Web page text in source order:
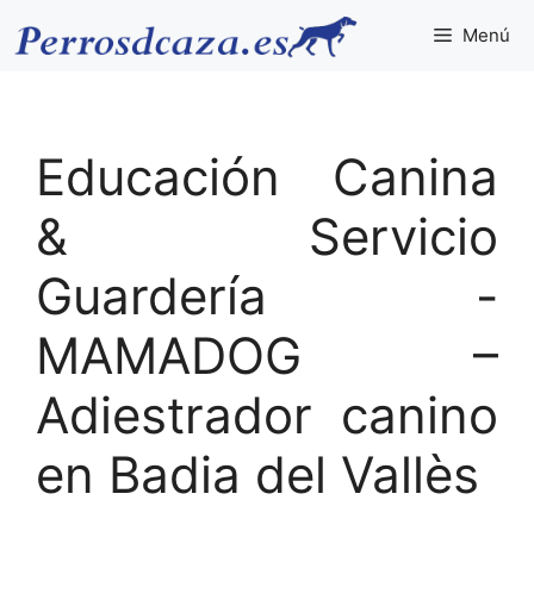
Menú
Educación Canina
& Servicio
Guardería -
MAMADOG –
Adiestrador canino
en Badia del Vallès